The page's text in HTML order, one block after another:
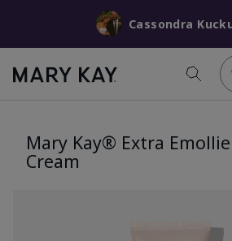
Cassondra
Mary Kay® Extra
Cream